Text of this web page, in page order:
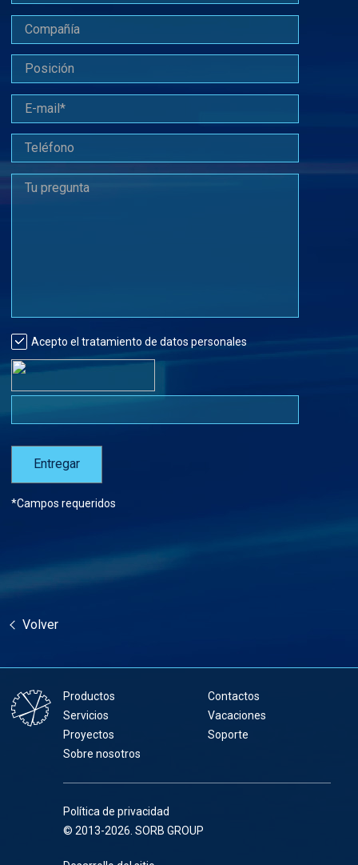
Acepto el tratamiento de datos personales
*Campos requeridos
Volver
Productos
Servicios
Proyectos
Sobre nosotros
Contactos
Vacaciones
Soporte
Política de privacidad
© 2013-2026. SORB GROUP